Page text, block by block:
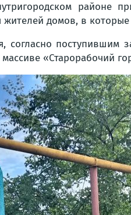
районе
домов, в
согласно
«Старорабочий